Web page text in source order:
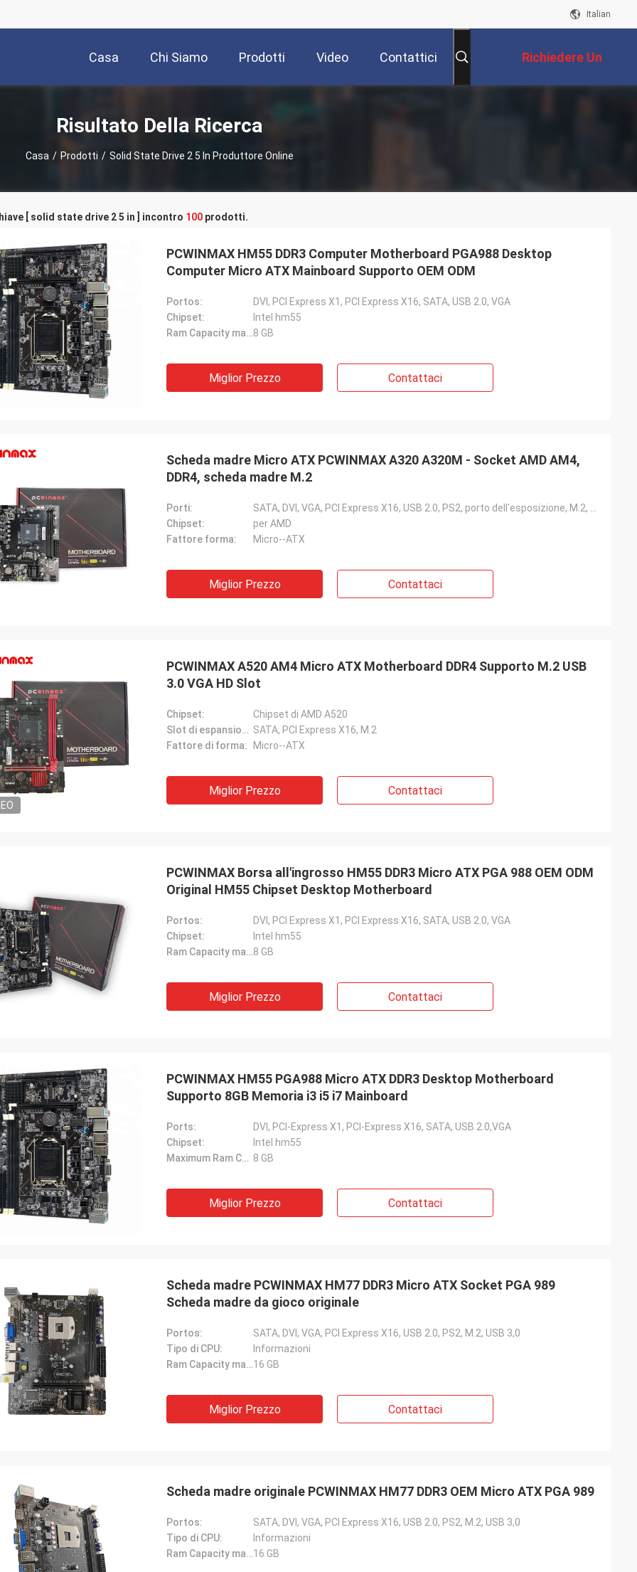
Italian
Casa Chi Siamo Prodotti Video Contattici Richiedere Un
Preventivo
Risultato Della Ricerca
Casa / Prodotti / Solid State Drive 2 5 In Produttore Online
Hanno il miglior
[ solid state drive 2 5 in ] incontro 100 prodotti.
PCWINMAX HM55 DDR3 Computer Motherboard PGA988 Desktop
Computer Micro ATX Mainboard Supporto OEM ODM
Portos:
DVI, PCI Express X1, PCI Express X16, SATA, USB 2.0, VGA
Chipset:
Intel hm55
Ram Capacity massimo:8 GB
Miglior Prezzo Contattaci
Scheda madre Micro ATX PCWINMAX A320 A320M - Socket AMD AM4,
DDR4, scheda madre M.2
Porti:
Chipset:
per AMD
Fattore forma:
Micro--ATX
Miglior Prezzo Contattaci
PCWINMAX A520 AM4 Micro ATX Motherboard DDR4 Supporto M.2 USB
3.0 VGA HD Slot
Chipset:
Chipset di AMD A520
Slot di espansione: SATA, PCI Express X16, M.2
Fattore di forma:
Micro--ATX
Miglior Prezzo Contattaci
PCWINMAX Borsa all'ingrosso HM55 DDR3 Micro ATX PGA 988 OEM ODM
Original HM55 Chipset Desktop Motherboard
Portos:
DVI, PCI Express X1, PCI Express X16, SATA, USB 2.0, VGA
Chipset:
Intel hm55
Ram Capacity massimo:8 GB
Miglior Prezzo Contattaci
PCWINMAX HM55 PGA988 Micro ATX DDR3 Desktop Motherboard
Supporto 8GB Memoria i3 i5 i7 Mainboard
Ports:
DVI, PCI-Express X1, PCI-Express X16, SATA, USB 2.0,VGA
Chipset:
Intel hm55
Maximum Ram Capacity: 8 GB
Miglior Prezzo Contattaci
Scheda madre PCWINMAX HM77 DDR3 Micro ATX Socket PGA 989
Scheda madre da gioco originale
Portos:
SATA, DVI, VGA, PCI Express X16, USB 2.0, PS2, M.2, USB 3,0
Tipo di CPU:
Informazioni
Ram Capacity massimo:16 GB
Miglior Prezzo Contattaci
Scheda madre originale PCWINMAX HM77 DDR3 OEM Micro ATX PGA 989
Portos:
SATA, DVI, VGA, PCI Express X16, USB 2.0, PS2, M.2, USB 3,0
Tipo di CPU:
Informazioni
Ram Capacity massimo:16 GB